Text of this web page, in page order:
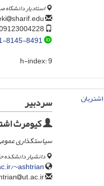
استادیار
sharif.edu
8145-8491
h-index:9
سردبیر
کیومرث
سیاستگذاری
دانشیار دانشکده
~ashtrian
ut.ac.ir